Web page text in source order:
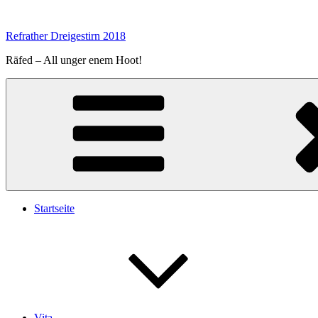
springen
Refrather Dreigestirn 2018
Räfed – All unger enem Hoot!
Startseite